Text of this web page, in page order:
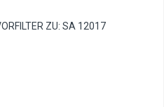
ZU: SA 12017